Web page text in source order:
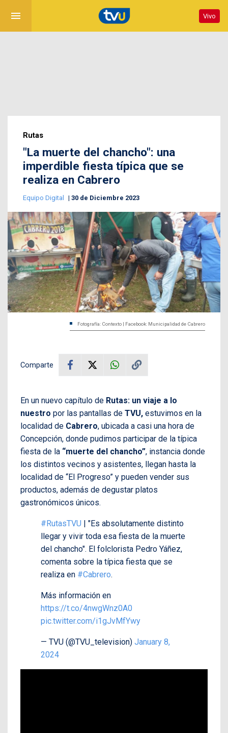
menu Vivo
Rutas
"La muerte del chancho": una
imperdible fiesta típica que se
realiza en Cabrero
Equipo Digital 30 de Diciembre 2023
Fotografía: Contexto | Facebook: Municipalidad de Cabrero
Comparte
En un nuevo capítulo de Rutas: un viaje a lo
nuestro por las pantallas de TVU, estuvimos en la
localidad de Cabrero, ubicada a casi una hora de
Concepción, donde pudimos participar de la típica
fiesta de la “muerte del chancho”, instancia donde
los distintos vecinos y asistentes, llegan hasta la
localidad de “El Progreso” y pueden vender sus
productos, además de degustar platos
gastronómicos únicos.
#RutasTVU | "Es absolutamente distinto
llegar y vivir toda esa fiesta de la muerte
del chancho". El folclorista Pedro Yáñez,
comenta sobre la típica fiesta que se
realiza en #Cabrero.
Más información en
https://t.co/4nwgWnz0A0
pic.twitter.com/i1gJvMfYwy
— TVU (@TVU_television) January 8,
2024